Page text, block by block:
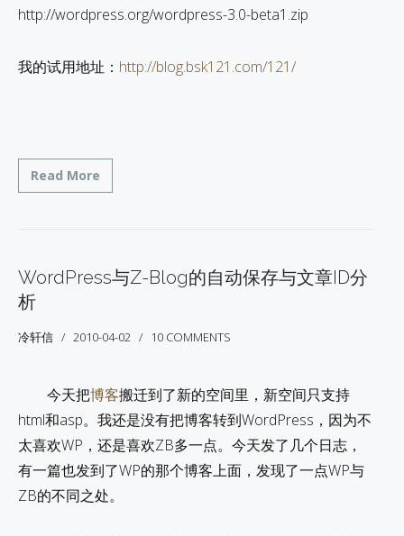
http://wordpress.org/wordpress-3.0-beta1.zip
我的试用地址： http://blog.bsk121.com/121/
Read More
WordPress与Z-Blog的自动保存与文章ID分
析
冷轩信 2010-04-02 10 COMMENTS
今天把博客搬迁到了新的空间里，新空间只支持
html和asp。我还是没有把博客转到WordPress，因为不
太喜欢WP，还是喜欢ZB多一点。今天发了几个日志，
有一篇也发到了WP的那个博客上面，发现了一点WP与
ZB的不同之处。